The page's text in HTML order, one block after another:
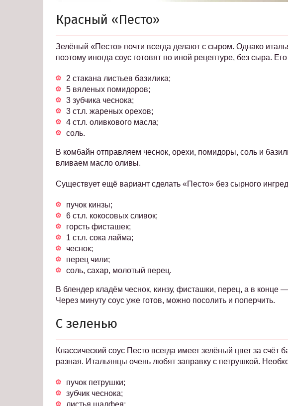
Красный «Песто»
Зелёный «Песто» почти всегда делают с сыром. Однако
поэтому иногда соус готовят по иной рецептуре, без сыра. Его
2 стакана листьев базилика;
5 вяленых помидоров;
3 зубчика чеснока;
3 ст.л. жареных орехов;
4 ст.л. оливкового масла;
соль.
В комбайн отправляем чеснок, орехи, помидоры, соль и
вливаем масло оливы.
Существует ещё вариант сделать «Песто» без сырного
пучок кинзы;
6 ст.л. кокосовых сливок;
горсть фисташек;
1 ст.л. сока лайма;
чеснок;
перец чили;
соль, сахар, молотый перец.
В блендер кладём чеснок, кинзу, фисташки, перец, а в конце
Через минуту соус уже готов, можно посолить и поперчить.
С зеленью
Классический соус Песто всегда имеет зелёный цвет за счёт
разная. Итальянцы очень любят заправку с петрушкой.
пучок петрушки;
зубчик чеснока;
листья шалфея;